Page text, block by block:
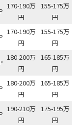
170-190万
円
155-175万
円
170-190万
円
155-175万
円
180-200万
円
165-185万
円
180-200万
円
165-185万
円
190-210万
円
175-195万
円